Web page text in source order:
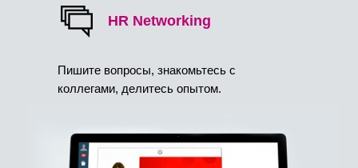
HR Networking
Пишите вопросы, знакомьтесь с
коллегами, делитесь опытом.